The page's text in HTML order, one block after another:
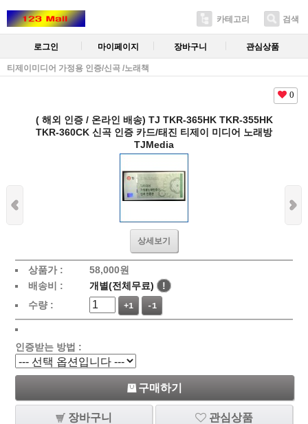
카테고리 검색
로그인 마이페이지 장바구니 관심상품
티제이미디어 가정용 인증/신곡 /노래책
0
( 해외 인증 / 온라인 배송) TJ TKR-365HK TKR-355HK
TKR-360CK 신곡 인증 카드/태진 티제이 미디어 노래방
TJMedia
상세보기
상품가 :
58,000원
배송비 :
개별(전체무료)
!
수량 :
+1 -1
인증받는 방법 :
구매하기
장바구니 관심상품